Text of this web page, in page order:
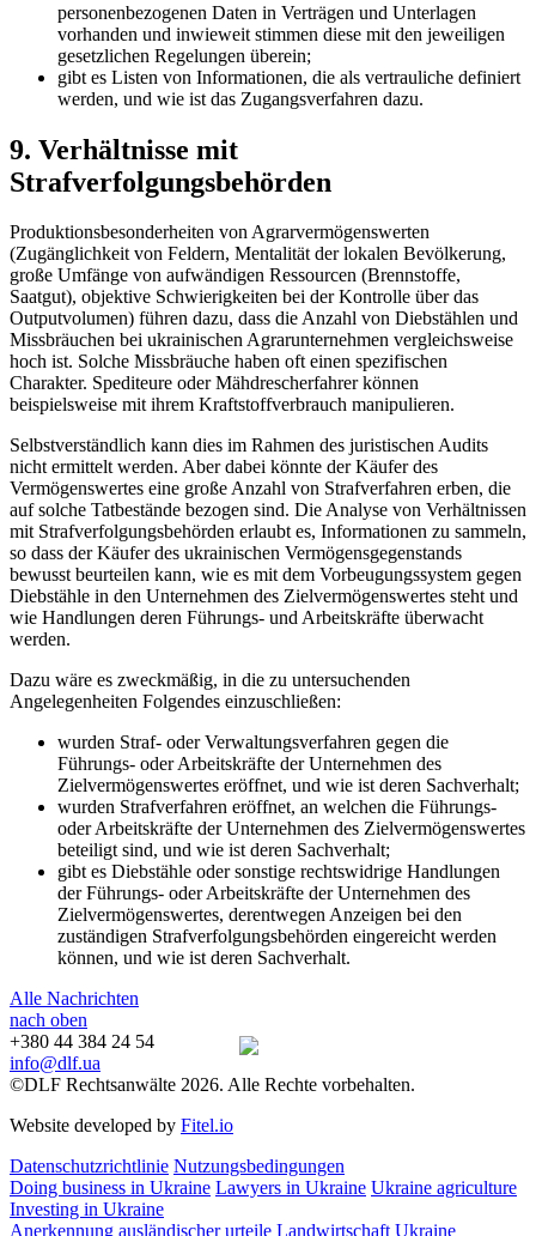
personenbezogenen Daten in Verträgen und Unterlagen
vorhanden und inwieweit stimmen diese mit den jeweiligen
gesetzlichen Regelungen überein;
gibt es Listen von Informationen, die als vertrauliche definiert
werden, und wie ist das Zugangsverfahren dazu.
9. Verhältnisse mit
Strafverfolgungsbehörden
Produktionsbesonderheiten von Agrarvermögenswerten
(Zugänglichkeit von Feldern, Mentalität der lokalen Bevölkerung,
große Umfänge von aufwändigen Ressourcen (Brennstoffe,
Saatgut), objektive Schwierigkeiten bei der Kontrolle über das
Outputvolumen) führen dazu, dass die Anzahl von Diebstählen und
Missbräuchen bei ukrainischen Agrarunternehmen vergleichsweise
hoch ist. Solche Missbräuche haben oft einen spezifischen
Charakter. Spediteure oder Mähdrescherfahrer können
beispielsweise mit ihrem Kraftstoffverbrauch manipulieren.
Selbstverständlich kann dies im Rahmen des juristischen Audits
nicht ermittelt werden. Aber dabei könnte der Käufer des
Vermögenswertes eine große Anzahl von Strafverfahren erben, die
auf solche Tatbestände bezogen sind. Die Analyse von Verhältnissen
mit Strafverfolgungsbehörden erlaubt es, Informationen zu sammeln,
so dass der Käufer des ukrainischen Vermögensgegenstands
bewusst beurteilen kann, wie es mit dem Vorbeugungssystem gegen
Diebstähle in den Unternehmen des Zielvermögenswertes steht und
wie Handlungen deren Führungs- und Arbeitskräfte überwacht
werden.
Dazu wäre es zweckmäßig, in die zu untersuchenden
Angelegenheiten Folgendes einzuschließen:
wurden Straf- oder Verwaltungsverfahren gegen die
Führungs- oder Arbeitskräfte der Unternehmen des
Zielvermögenswertes eröffnet, und wie ist deren Sachverhalt;
wurden Strafverfahren eröffnet, an welchen die Führungs-
oder Arbeitskräfte der Unternehmen des Zielvermögenswertes
beteiligt sind, und wie ist deren Sachverhalt;
gibt es Diebstähle oder sonstige rechtswidrige Handlungen
der Führungs- oder Arbeitskräfte der Unternehmen des
Zielvermögenswertes, derentwegen Anzeigen bei den
zuständigen Strafverfolgungsbehörden eingereicht werden
können, und wie ist deren Sachverhalt.
Alle Nachrichten
nach oben
+380 44 384 24 54
info@dlf.ua
©DLF Rechtsanwälte 2026. Alle Rechte vorbehalten.
Website developed by Fitel.io
Datenschutzrichtlinie Nutzungsbedingungen
Doing business in Ukraine Lawyers in Ukraine Ukraine agriculture
Investing in Ukraine
Anerkennung ausländischer urteile Landwirtschaft Ukraine